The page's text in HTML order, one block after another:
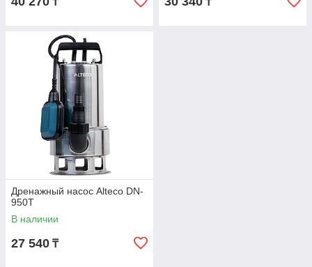
Дренажный насос Alteco DN-
950T
В наличии
27 540 ₸